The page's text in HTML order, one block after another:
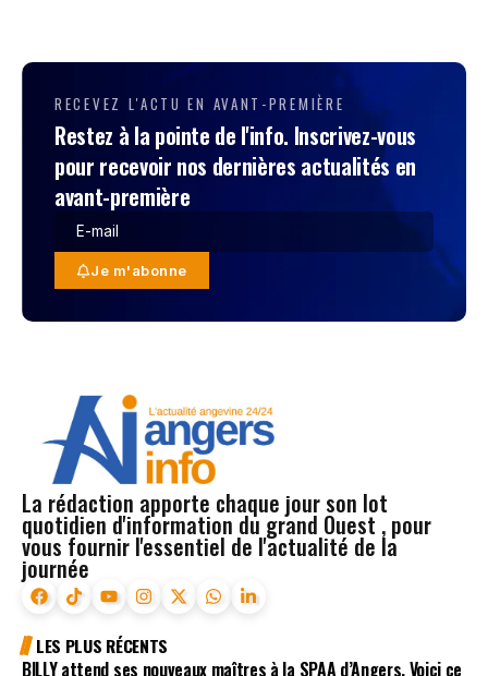
RECEVEZ L'ACTU EN AVANT-PREMIÈRE
Restez à la pointe de l'info. Inscrivez-vous
pour recevoir nos dernières actualités en
avant-première
Je m'abonne
La rédaction apporte chaque jour son lot
quotidien d'information du grand Ouest , pour
vous fournir l'essentiel de l'actualité de la
journée
LES PLUS RÉCENTS
BILLY attend ses nouveaux maîtres à la SPAA d’Angers. Voici ce